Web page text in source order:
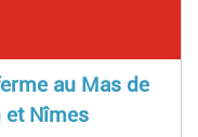
au Mas de
et Nîmes